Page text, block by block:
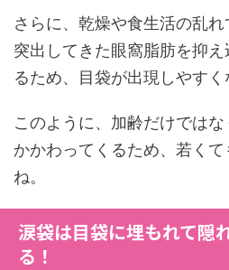
さらに、乾燥や食生活の乱れ
突出してきた眼窩脂肪を抑
るため、目袋が出現しやすく
このように、加齢だけでは
かかわってくるため、若く
ね。
涙袋は目袋に埋もれて隠
る！